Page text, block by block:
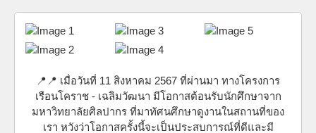
📍📍 เมื่อวันที่ 11 สิงหาคม 2567 ที่ผ่านมา ทางโครงการ
เรือนโคราช - เฉลิมวัฒนา มีโอกาสต้อนรับนักศึกษาจาก
มหาวิทยาลัยศิลปากร ที่มาทัศนศึกษาดูงานในสถานที่ของ
เรา หวังว่าโอกาสครั้งนี้จะเป็นประสบการณ์ที่ดีและมี